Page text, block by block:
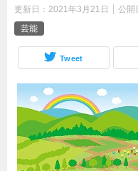
更新日： 2021年3月21日 公開
芸能
Tweet